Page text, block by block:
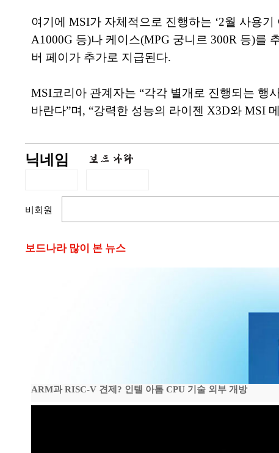
여기에 MSI가 자체적으로 진행하는 ‘2월 사용
A1000G 등)나 케이스(MPG 궁니르 300R 등)를
버 페이가 추가로 지급된다.
MSI코리아 관계자는 “각각 별개로 진행되는 행
바란다”며, “강력한 성능의 라이젠 X3D와 MSI
닉네임
비회원
보드나라 많이 본 뉴스
ARM과 RISC-V 견제? 인텔 아톰 CPU 기술 외부 개방